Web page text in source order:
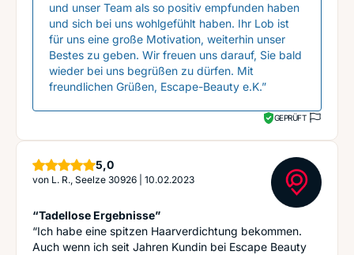
und unser Team als so positiv empfunden haben
und sich bei uns wohlgefühlt haben. Ihr Lob ist
für uns eine große Motivation, weiterhin unser
Bestes zu geben. Wir freuen uns darauf, Sie bald
wieder bei uns begrüßen zu dürfen. Mit
freundlichen Grüßen, Escape-Beauty e.K.”
GEPRÜFT
5,0Sterne
von L. R., Seelze 30926 10.02.2023
“Tadellose Ergebnisse”
“Ich habe eine spitzen Haarverdichtung bekommen.
Auch wenn ich seit Jahren Kundin bei Escape Beauty